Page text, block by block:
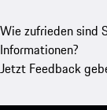
Wie zufrieden sind
Informationen?
Jetzt Feedback